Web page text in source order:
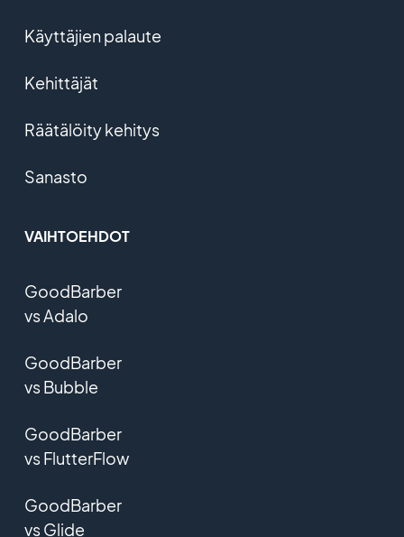
Käyttäjien palaute
Kehittäjät
Räätälöity kehitys
Sanasto
VAIHTOEHDOT
GoodBarber
vs Adalo
GoodBarber
vs Bubble
GoodBarber
vs FlutterFlow
GoodBarber
vs Glide